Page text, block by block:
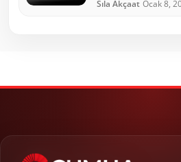
Sıla Akçaat Ocak 8,